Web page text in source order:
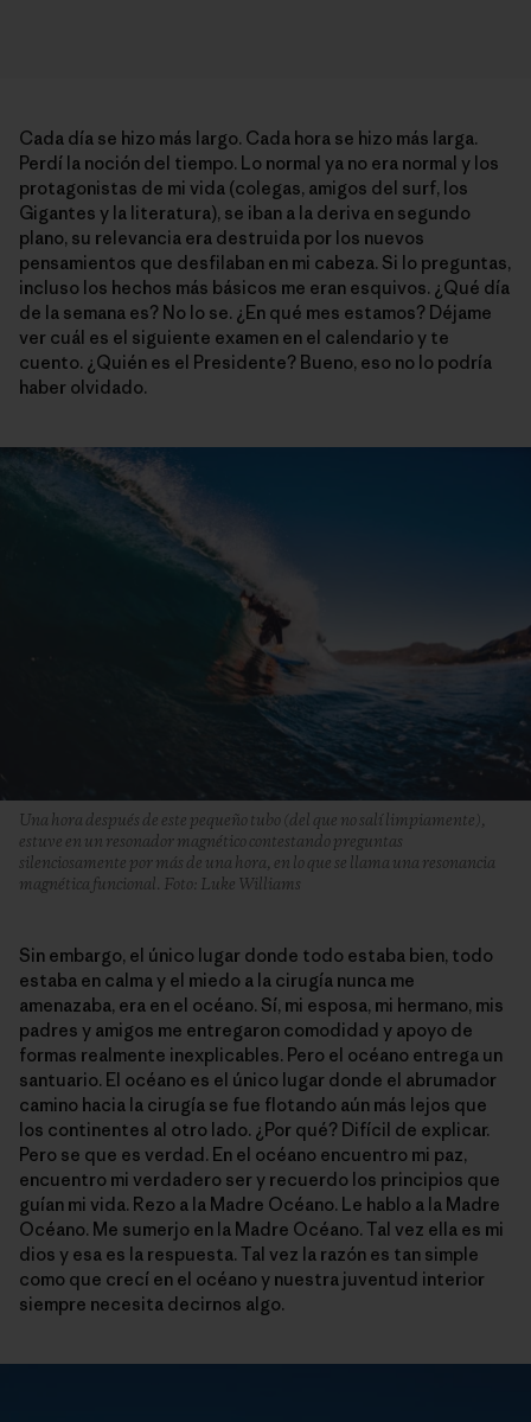
Cada día se hizo más largo. Cada hora se hizo más larga.
Perdí la noción del tiempo. Lo normal ya no era normal y los
protagonistas de mi vida (colegas, amigos del surf, los
Gigantes y la literatura), se iban a la deriva en segundo
plano, su relevancia era destruida por los nuevos
pensamientos que desfilaban en mi cabeza. Si lo preguntas,
incluso los hechos más básicos me eran esquivos. ¿Qué día
de la semana es? No lo se. ¿En qué mes estamos? Déjame
ver cuál es el siguiente examen en el calendario y te
cuento. ¿Quién es el Presidente? Bueno, eso no lo podría
haber olvidado.
Una hora después de este pequeño tubo (del que no salí limpiamente),
estuve en un resonador magnético contestando preguntas
silenciosamente por más de una hora, en lo que se llama una resonancia
magnética funcional. Foto: Luke Williams
Sin embargo, el único lugar donde todo estaba bien, todo
estaba en calma y el miedo a la cirugía nunca me
amenazaba, era en el océano. Sí, mi esposa, mi hermano, mis
padres y amigos me entregaron comodidad y apoyo de
formas realmente inexplicables. Pero el océano entrega un
santuario. El océano es el único lugar donde el abrumador
camino hacia la cirugía se fue flotando aún más lejos que
los continentes al otro lado. ¿Por qué? Difícil de explicar.
Pero se que es verdad. En el océano encuentro mi paz,
encuentro mi verdadero ser y recuerdo los principios que
guían mi vida. Rezo a la Madre Océano. Le hablo a la Madre
Océano. Me sumerjo en la Madre Océano. Tal vez ella es mi
dios y esa es la respuesta. Tal vez la razón es tan simple
como que crecí en el océano y nuestra juventud interior
siempre necesita decirnos algo.